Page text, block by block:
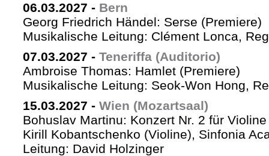
06.03.2027 - Bern
Georg Friedrich Händel: Serse (Premiere)
Musikalische Leitung: Clément Lonca,
07.03.2027 - Teneriffa (Auditorio)
Ambroise Thomas: Hamlet (Premiere)
Musikalische Leitung: Seok-Won Hong,
15.03.2027 - Wien (Mozartsaal)
Bohuslav Martinu: Konzert Nr. 2 für
Kirill Kobantschenko (Violine), Sinfonia
Leitung: David Holzinger